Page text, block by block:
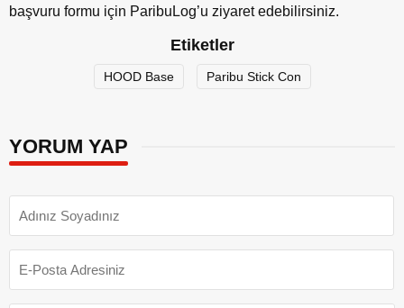
başvuru formu için ParibuLog’u ziyaret edebilirsiniz.
Etiketler
HOOD Base Paribu Stick Con
YORUM YAP